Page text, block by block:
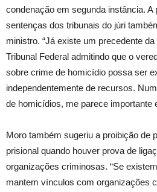
condenação em segunda instância.
sentenças dos tribunais do júri
ministro. “Já existe um precedente
Tribunal Federal admitindo que o
sobre crime de homicídio possa ser
independentemente de recursos.
de homicídios, me parece importante
Moro também sugeriu a proibição de
prisional quando houver prova de
organizações criminosas. “Se
mantem vínculos com organizações